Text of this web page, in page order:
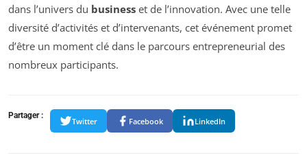
dans l’univers du business et de l’innovation. Avec une telle
diversité d’activités et d’intervenants, cet événement promet
d’être un moment clé dans le parcours entrepreneurial des
nombreux participants.
Partager :
Twitter Facebook LinkedIn